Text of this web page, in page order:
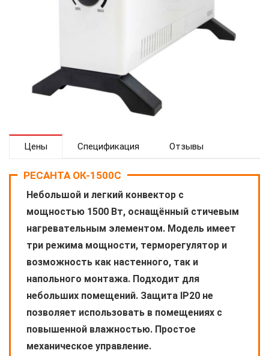
Цены Спецификация Отзывы
РЕСАНТА ОК-1500С
Небольшой и легкий конвектор с
мощностью 1500 Вт, оснащённый стичевым
нагревательным элементом. Модель имеет
три режима мощности, терморегулятор и
возможность как настенного, так и
напольного монтажа. Подходит для
небольших помещений. Защита IP20 не
позволяет использовать в помещениях с
повышенной влажностью. Простое
механическое управление.